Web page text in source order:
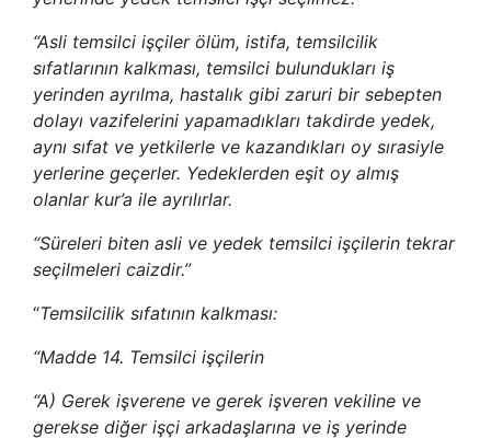
“Asli temsilci işçiler ölüm, istifa, temsilcilik
sıfatlarının kalkması, temsilci bulundukları iş
yerinden ayrılma, hastalık gibi zaruri bir sebepten
dolayı vazifelerini yapamadıkları takdirde yedek,
aynı sıfat ve yetkilerle ve kazandıkları oy sırasiyle
yerlerine geçerler. Yedeklerden eşit oy almış
olanlar kur’a ile ayrılırlar.
“Süreleri biten asli ve yedek temsilci işçilerin tekrar
seçilmeleri caizdir.”
“Temsilcilik sıfatının kalkması:
“Madde 14. Temsilci işçilerin
“A) Gerek işverene ve gerek işveren vekiline ve
gerekse diğer işçi arkadaşlarına ve iş yerinde